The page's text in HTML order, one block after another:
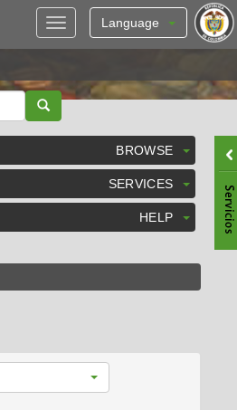
Language
BROWSE
SERVICES
HELP